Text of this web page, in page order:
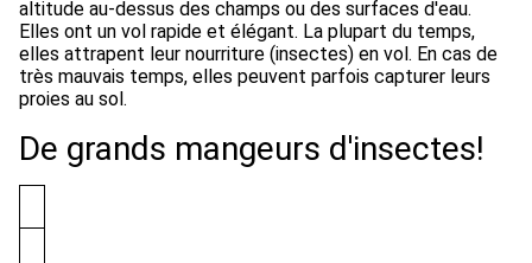
altitude au-dessus des champs ou des surfaces d'eau.
Elles ont un vol rapide et élégant. La plupart du temps,
elles attrapent leur nourriture (insectes) en vol. En cas de
très mauvais temps, elles peuvent parfois capturer leurs
proies au sol.
De grands mangeurs d'insectes!